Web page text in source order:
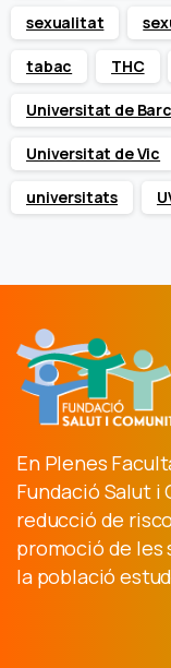
sexualitat
tabac THC
Universitat de
Universitat de Vic
universitats
En Plenes
Fundació Salut
reducció de
promoció de les
la població